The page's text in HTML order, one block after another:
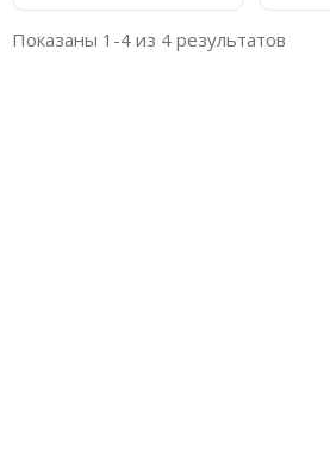
Показаны 1-4 из 4 результатов